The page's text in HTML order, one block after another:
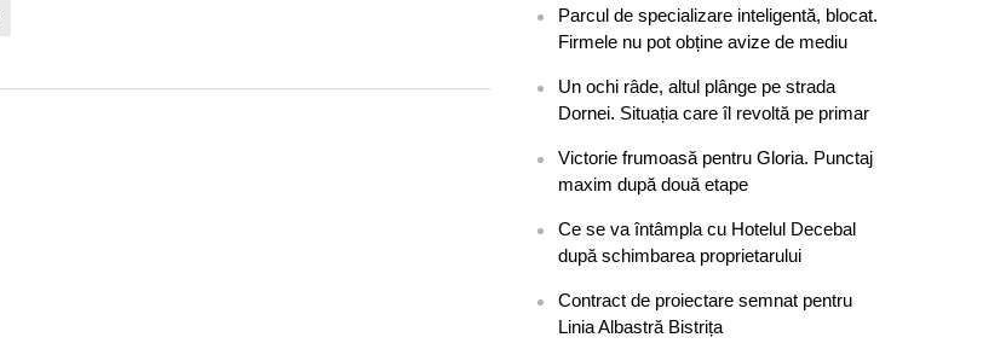
Parcul de specializare inteligentă, blocat.
Firmele nu pot obține avize de mediu
Un ochi râde, altul plânge pe strada
Dornei. Situația care îl revoltă pe primar
Victorie frumoasă pentru Gloria. Punctaj
maxim după două etape
Ce se va întâmpla cu Hotelul Decebal
după schimbarea proprietarului
Contract de proiectare semnat pentru
Linia Albastră Bistrița